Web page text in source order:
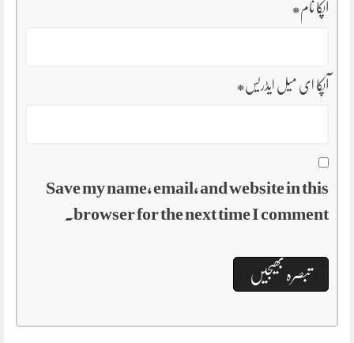
آپکا نام*
آپکا ای میل ایڈریس*
Save my name, email, and website in this
browser for the next time I comment.